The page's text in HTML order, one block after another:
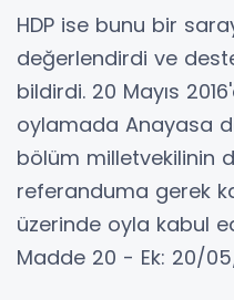
HDP ise bunu bir
değerlendirdi ve
bildirdi. 20 Mayıs
oylamada Anayasa
bölüm milletvekilinin
referanduma gerek
üzerinde oyla kabul
Madde 20 - Ek: 20/